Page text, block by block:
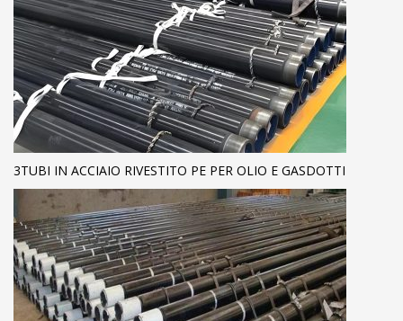
3TUBI IN ACCIAIO RIVESTITO PE PER OLIO E GASDOTTI